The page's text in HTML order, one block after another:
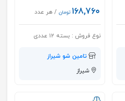
۱۶۸,۷۶۰ تومان / هر عدد
نوع فروش : بسته ۱۲ عددی
تامین شو شیراز
شیراز